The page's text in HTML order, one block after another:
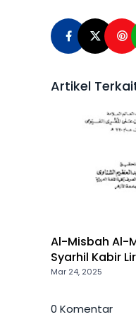
Artikel
Al-Misbah Al-
Syarhil Kabir
Mar 24, 2025
0 Komentar